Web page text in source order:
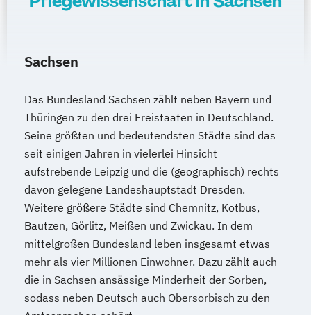
Sachsen
Das Bundesland Sachsen zählt neben Bayern und
Thüringen zu den drei Freistaaten in Deutschland.
Seine größten und bedeutendsten Städte sind das
seit einigen Jahren in vielerlei Hinsicht
aufstrebende Leipzig und die (geographisch) rechts
davon gelegene Landeshauptstadt Dresden.
Weitere größere Städte sind Chemnitz, Kotbus,
Bautzen, Görlitz, Meißen und Zwickau. In dem
mittelgroßen Bundesland leben insgesamt etwas
mehr als vier Millionen Einwohner. Dazu zählt auch
die in Sachsen ansässige Minderheit der Sorben,
sodass neben Deutsch auch Obersorbisch zu den